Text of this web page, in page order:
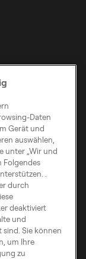
Daten
Gerät und
auswählen,
unter „Wir und
Folgendes
.
durch
deaktiviert
und
sind. Sie können
um Ihre
zu